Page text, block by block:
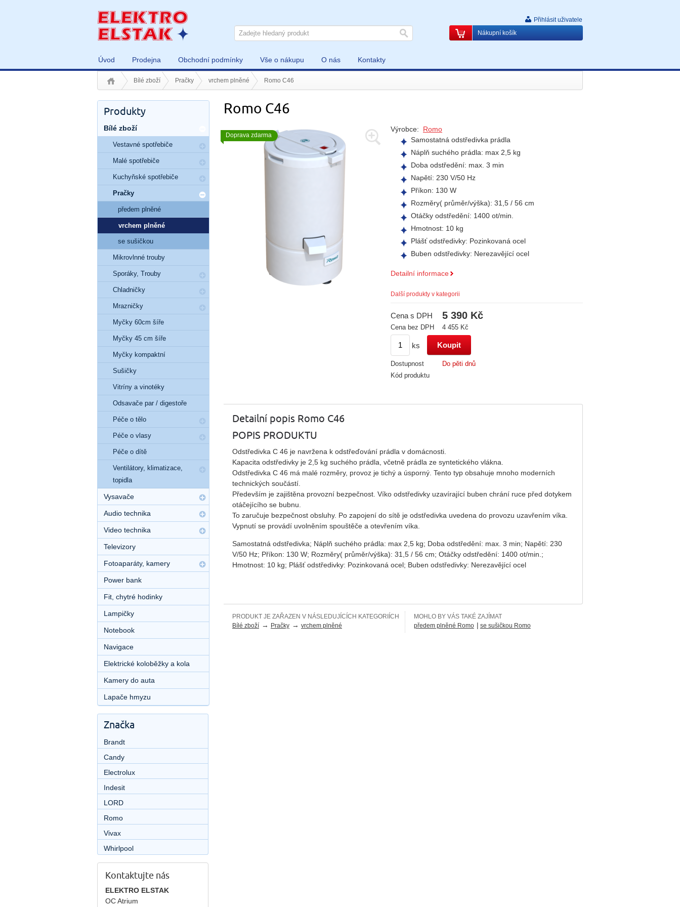
Úvod Prodejna Obchodní podmínky Vše o nákupu O nás Kontakty
Přihlásit uživatele
Nákupní košík
Bílé zboží Pračky vrchem plněné Romo C46
Romo C46
Doprava zdarma
Výrobce:
Romo
Samostatná odstředivka prádla
Náplň suchého prádla: max 2,5 kg
Doba odstředění: max. 3 min
Napětí: 230 V/50 Hz
Příkon: 130 W
Rozměry( průměr/výška): 31,5 / 56 cm
Otáčky odstředění: 1400 ot/min.
Hmotnost: 10 kg
Plášť odstředivky: Pozinkovaná ocel
Buben odstředivky: Nerezavějící ocel
Detailní informace
Další produkty v kategorii
Cena s DPH 5 390 Kč
Cena bez DPH 4 455 Kč
ks
Dostupnost
Do pěti dnů
Kód produktu
Detailní popis Romo C46
POPIS PRODUKTU
Odstředivka C 46 je navržena k odstřeďování prádla v domácnosti.
Kapacita odstředivky je 2,5 kg suchého prádla, včetně prádla ze syntetického vlákna.
Odstředivka C 46 má malé rozměry, provoz je tichý a úsporný. Tento typ obsahuje mnoho moderních
technických součástí.
Především je zajištěna provozní bezpečnost. Víko odstředivky uzavírající buben chrání ruce před dotykem
otáčejícího se bubnu.
To zaručuje bezpečnost obsluhy. Po zapojení do sítě je odstředivka uvedena do provozu uzavřením víka.
Vypnutí se provádí uvolněním spouštěče a otevřením víka.
Samostatná odstředivka; Náplň suchého prádla: max 2,5 kg; Doba odstředění: max. 3 min; Napětí: 230
V/50 Hz; Příkon: 130 W; Rozměry( průměr/výška): 31,5 / 56 cm; Otáčky odstředění: 1400 ot/min.;
Hmotnost: 10 kg; Plášť odstředivky: Pozinkovaná ocel; Buben odstředivky: Nerezavějící ocel
PRODUKT JE ZAŘAZEN V NÁSLEDUJÍCÍCH KATEGORIÍCH
Bílé zboží → Pračky → vrchem plněné
MOHLO BY VÁS TAKÉ ZAJÍMAT
předem plněné Romo | se sušičkou Romo
Produkty
Bílé zboží
Vestavné spotřebiče
Malé spotřebiče
Kuchyňské spotřebiče
Pračky
předem plněné
vrchem plněné
se sušičkou
Mikrovlnné trouby
Sporáky, Trouby
Chladničky
Mrazničky
Myčky 60cm šíře
Myčky 45 cm šíře
Myčky kompaktní
Sušičky
Vitríny a vinotéky
Odsavače par / digestoře
Péče o tělo
Péče o vlasy
Péče o dítě
Ventilátory, klimatizace,
topidla
Vysavače
Audio technika
Video technika
Televizory
Fotoaparáty, kamery
Power bank
Fit, chytré hodinky
Lampičky
Notebook
Navigace
Elektrické koloběžky a kola
Kamery do auta
Lapače hmyzu
Značka
Brandt
Candy
Electrolux
Indesit
LORD
Romo
Vivax
Whirlpool
Kontaktujte nás
ELEKTRO ELSTAK
OC Atrium